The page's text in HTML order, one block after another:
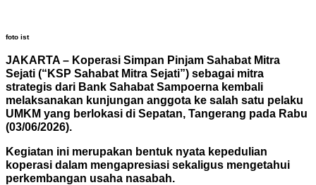
foto ist
JAKARTA – Koperasi Simpan Pinjam Sahabat Mitra
Sejati (“KSP Sahabat Mitra Sejati”) sebagai mitra
strategis dari Bank Sahabat Sampoerna kembali
melaksanakan kunjungan anggota ke salah satu pelaku
UMKM yang berlokasi di Sepatan, Tangerang pada Rabu
(03/06/2026).
Kegiatan ini merupakan bentuk nyata kepedulian
koperasi dalam mengapresiasi sekaligus mengetahui
perkembangan usaha nasabah.